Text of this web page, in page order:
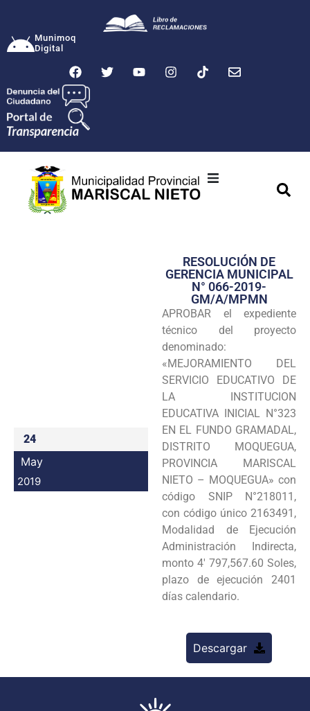
Munimoq
Digital
Transparencia
Seguridad
Programas
Intranet
24
May
2019
RESOLUCIÓN DE
GERENCIA MUNICIPAL
N° 066-2019-
GM/A/MPMN
APROBAR el expediente
técnico del proyecto
denominado:
«MEJORAMIENTO DEL
SERVICIO EDUCATIVO DE
LA INSTITUCION
EDUCATIVA INICIAL N°323
EN EL FUNDO GRAMADAL,
DISTRITO MOQUEGUA,
PROVINCIA MARISCAL
NIETO – MOQUEGUA» con
código SNIP N°218011,
con código único 2163491,
Modalidad de Ejecución
Administración Indirecta,
monto 4′ 797,567.60 Soles,
plazo de ejecución 2401
días calendario.
Descargar